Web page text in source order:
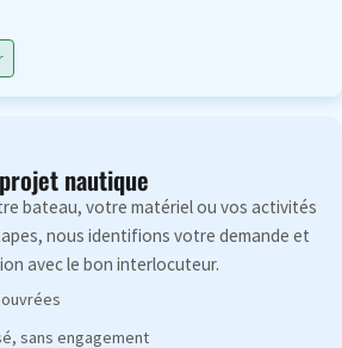
nautique
bateau, votre matériel ou vos activités
nous identifions votre demande et
avec le bon interlocuteur.
sans engagement